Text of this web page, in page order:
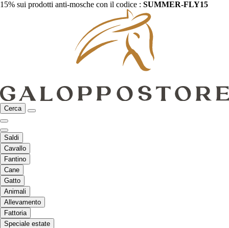
15% sui prodotti anti-mosche con il codice : SUMMER-FLY15
Cerca
Saldi
Cavallo
Fantino
Cane
Gatto
Animali
Allevamento
Fattoria
Speciale estate